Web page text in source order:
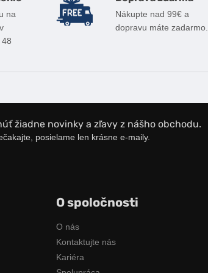
na
Nákupte nad 99€ a
dopravu máte zadarmo.
žiadne novinky a zľavy z nášho obchodu.
posielame len krásne e-maily.
O spoločnosti
O nás
Kontaktujte nás
Kariéra